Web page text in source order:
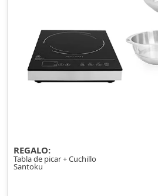
REGALO:
Tabla de picar + Cuchillo
Santoku